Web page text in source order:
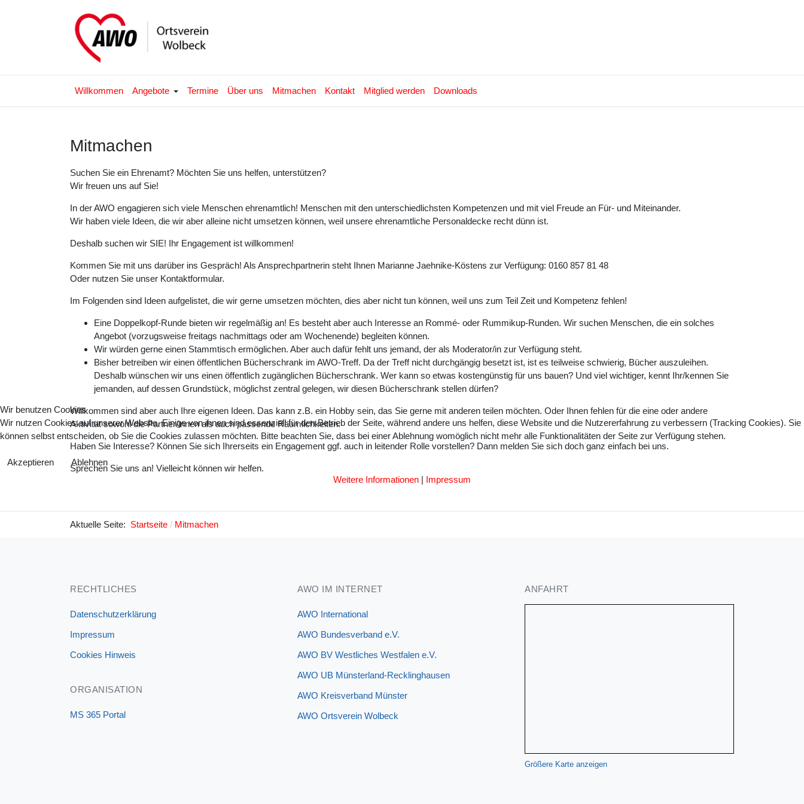
Willkommen Angebote Termine Über uns Mitmachen Kontakt Mitglied werden Downloads
Mitmachen
Suchen Sie ein Ehrenamt? Möchten Sie uns helfen, unterstützen?
Wir freuen uns auf Sie!
In der AWO engagieren sich viele Menschen ehrenamtlich! Menschen mit den unterschiedlichsten Kompetenzen und mit viel Freude an Für- und Miteinander.
Wir haben viele Ideen, die wir aber alleine nicht umsetzen können, weil unsere ehrenamtliche Personaldecke recht dünn ist.
Deshalb suchen wir SIE! Ihr Engagement ist willkommen!
Kommen Sie mit uns darüber ins Gespräch! Als Ansprechpartnerin steht Ihnen Marianne Jaehnike-Köstens zur Verfügung: 0160 857 81 48
Oder nutzen Sie unser Kontaktformular.
Im Folgenden sind Ideen aufgelistet, die wir gerne umsetzen möchten, dies aber nicht tun können, weil uns zum Teil Zeit und Kompetenz fehlen!
Eine Doppelkopf-Runde bieten wir regelmäßig an! Es besteht aber auch Interesse an Rommé- oder Rummikup-Runden. Wir suchen Menschen, die ein solches
Angebot (vorzugsweise freitags nachmittags oder am Wochenende) begleiten können.
Wir würden gerne einen Stammtisch ermöglichen. Aber auch dafür fehlt uns jemand, der als Moderator/in zur Verfügung steht.
Bisher betreiben wir einen öffentlichen Bücherschrank im AWO-Treff. Da der Treff nicht durchgängig besetzt ist, ist es teilweise schwierig, Bücher auszuleihen.
Deshalb wünschen wir uns einen öffentlich zugänglichen Bücherschrank. Wer kann so etwas kostengünstig für uns bauen? Und viel wichtiger, kennt Ihr/kennen Sie
jemanden, auf dessen Grundstück, möglichst zentral gelegen, wir diesen Bücherschrank stellen dürfen?
Willkommen sind aber auch Ihre eigenen Ideen. Das kann z.B. ein Hobby sein, das Sie gerne mit anderen teilen möchten. Oder Ihnen fehlen für die eine oder andere
Aktivität sowohl die Partner/innen als auch passende Räumlichkeiten.
Haben Sie Interesse? Können Sie sich Ihrerseits ein Engagement ggf. auch in leitender Rolle vorstellen? Dann melden Sie sich doch ganz einfach bei uns.
Sprechen Sie uns an! Vielleicht können wir helfen.
Aktuelle Seite: Startseite Mitmachen
RECHTLICHES
Datenschutzerklärung
Impressum
Cookies Hinweis
ORGANISATION
MS 365 Portal
AWO IM INTERNET
AWO International
AWO Bundesverband e.V.
AWO BV Westliches Westfalen e.V.
AWO UB Münsterland-Recklinghausen
AWO Kreisverband Münster
AWO Ortsverein Wolbeck
ANFAHRT
Größere Karte anzeigen
Wir benutzen Cookies
Wir nutzen Cookies auf unserer Website. Einige von ihnen sind essenziell für den Betrieb der Seite, während andere uns helfen, diese Website und die Nutzererfahrung zu verbessern (Tracking Cookies). Sie
können selbst entscheiden, ob Sie die Cookies zulassen möchten. Bitte beachten Sie, dass bei einer Ablehnung womöglich nicht mehr alle Funktionalitäten der Seite zur Verfügung stehen.
Akzeptieren
Ablehnen
Weitere Informationen | Impressum